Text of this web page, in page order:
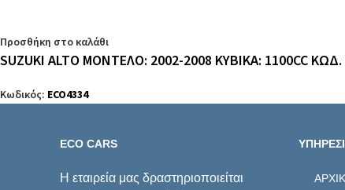
Προσθήκη στο καλάθι
SUZUKI ALTO ΜΟΝΤΕΛΟ: 2002-2008 ΚΥΒΙΚΑ: 1100CC
Κωδικός: ECO4334
ECO CARS
Η εταιρεία μας δραστηριοποιείται